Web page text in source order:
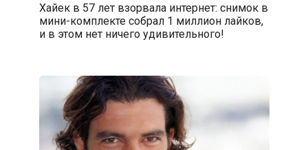
Хайек в 57 лет взорвала интернет: снимок в
мини-комплекте собрал 1 миллион лайков,
и в этом нет ничего удивительного!